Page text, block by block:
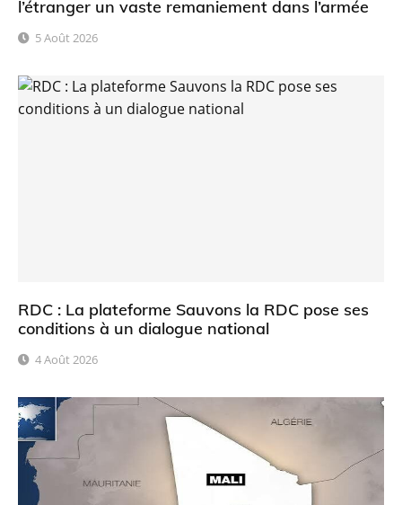
l’étranger un vaste remaniement dans l’armée
5 Août 2026
RDC : La plateforme Sauvons la RDC pose ses
conditions à un dialogue national
4 Août 2026